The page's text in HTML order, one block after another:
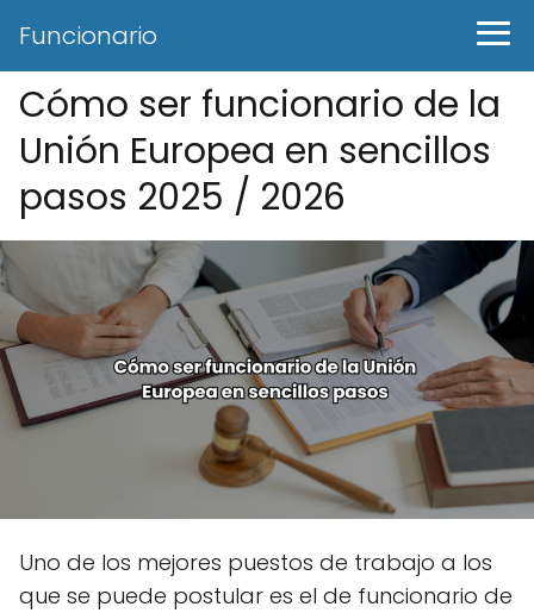
Funcionario
Cómo ser funcionario de la
Unión Europea en sencillos
pasos 2025 / 2026
Uno de los mejores puestos de trabajo a los
que se puede postular es el de funcionario de